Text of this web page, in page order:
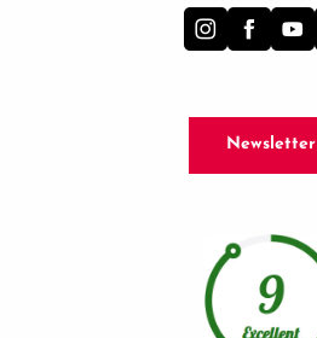
Newsletter